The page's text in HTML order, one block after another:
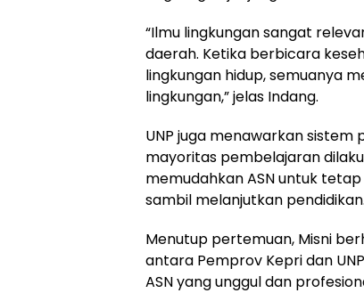
“Ilmu lingkungan sangat
daerah. Ketika berbicara
lingkungan hidup, semuanya
lingkungan,” jelas Indang.
UNP juga menawarkan
mayoritas pembelajaran
memudahkan ASN untuk
sambil melanjutkan pendidikan.
Menutup pertemuan, Misni
antara Pemprov Kepri dan
ASN yang unggul dan